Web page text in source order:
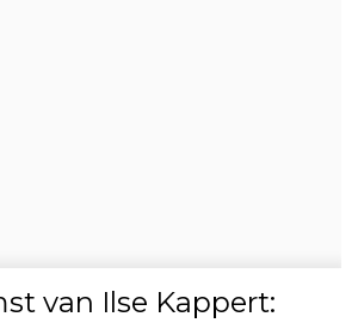
van Ilse Kappert: